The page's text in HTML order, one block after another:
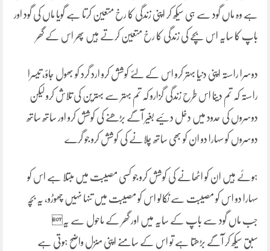
ہے وہ ماں گود سے ہی سیکھ کر اپنی زندگی کا رخ متعین کرتا ہے گویا ماں کی گود اور
باپ کا سایہ اس بچے کی زندگی کا رخ متعین کرتے ہیں پھر اس کے گھر
دوسرا راستہ اپنی دنیا بہتر کرو اس کے لئے کوشش کرو ارد گرد کو بھول جاؤ، تیسرا
راستہ کہ تم دینا اس طرح زندگی گزارو کہ تم بہتر سے بہترین کی تلاش کرو لیکن
دوسروں کی حدود میں دخل دئیے بغیر آگے بڑھنے کی کوشش کرو اور ساتھ ساتھ
دوسروں کو سہارا دو ان کو بھی ساتھ چلانے کی کوشش کرو جو گرے
ہوئے ہیں ان کو اٹھانے کی کوشش کرو جو کسی مصیبت میں مبتلا ہے اس کو
سہارا دو اس کو مصیبت سے نکالو اس کو مصیبت میں تنہا نہیں چھوڑو، یہ بچہ
جب ماں گود سے باپ کے سایہ میں اور گھر کے ماحول سے یہ
سبق سیکھ کر آگے بڑھتا ہے تو اس کے سامنے اپنی منزل واضح ہوتی ہے